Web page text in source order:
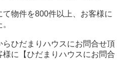
物件を800件以上、お客様に
ひだまりハウスにお問合せ頂
に【ひだまりハウスにお問合